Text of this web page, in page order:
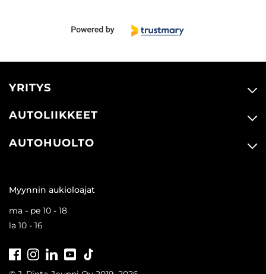
YRITYS
AUTOLIIKKEET
AUTOHUOLTO
Myynnin aukioloajat
ma - pe 10 - 18
la 10 - 16
FacebookInstagramLinkedInYoutube